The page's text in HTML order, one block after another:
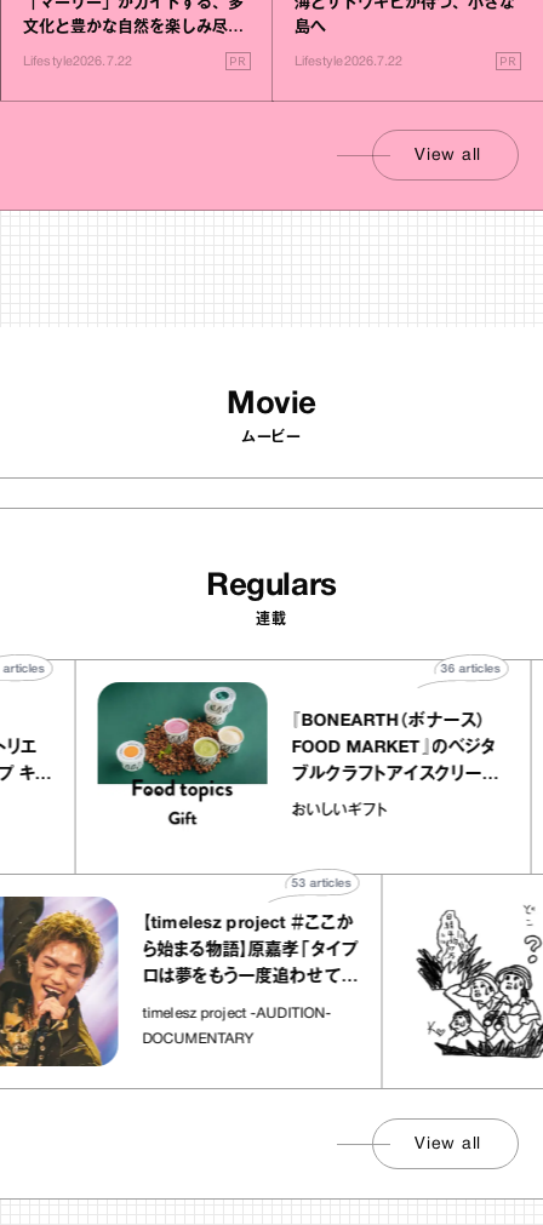
「マーリー」がガイドする、多
文化と豊かな自然を楽しみ尽く
Lifestyle2026.7.22 PR
海とサトウキビが待つ、小さな
島へ
Lifestyle2026.7.22 PR
View all
Movie
ムービー
Regulars
連載
アトリエ
レープ キャ
40articles
『BONEARTH（ボナース）
FOOD MARKET』のベジタ
ブルクラフトアイスクリーム
｜真野知子の「おいしいギ
おいしいギフト
36articles
【timelesz project ＃ここか
ら始まる物語】原嘉孝「タイプ
ロは夢をもう一度追わせてく
れた場所」
timelesz project -AUDITION-
DOCUMENTARY
articles
View all